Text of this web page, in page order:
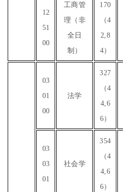
12
51
00
工商管
理（非
全日
制）
170
（4
2,8
4）
03
01
00
法学
327
（4
4,6
6）
03
03
01
社会学
354
（4
4,6
6）